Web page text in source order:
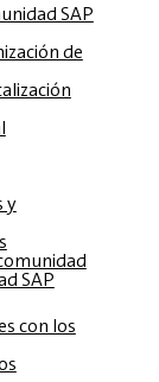
SAP
SAP